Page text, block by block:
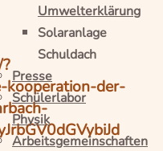
Umwelterklärung
Solaranlage
Schuldach
Presse
Schülerlabor
Physik
Arbeitsgemeinschaften
kooperation-der-